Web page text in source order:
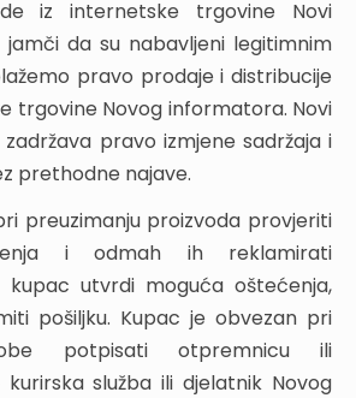
iz internetske trgovine Novi
jamči da su nabavljeni legitimnim
pravo prodaje i distribucije
trgovine Novog informatora. Novi
pravo izmjene sadržaja i
prethodne najave.
preuzimanju proizvoda provjeriti
i odmah ih reklamirati
kupac utvrdi moguća oštećenja,
pošiljku. Kupac je obvezan pri
potpisati otpremnicu ili
služba ili djelatnik Novog